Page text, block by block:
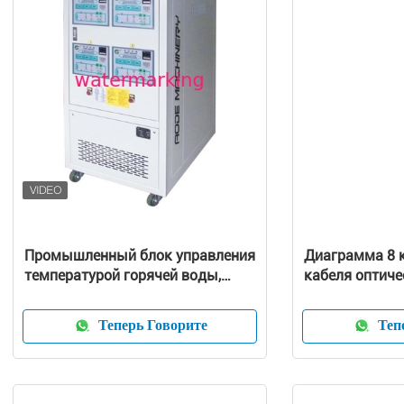
Промышленный блок управления
температурой горячей воды,
воды
Теперь Говорите
Диаграмма 8
кабеля
кабель петли